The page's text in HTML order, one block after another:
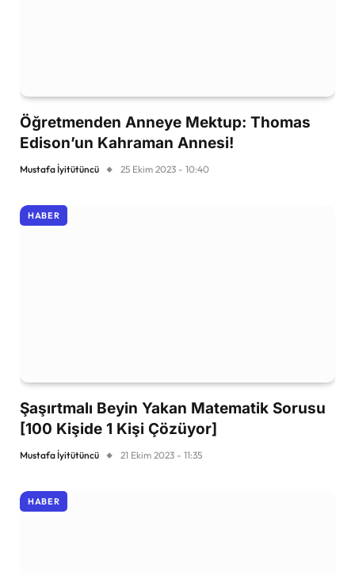
Öğretmenden Anneye Mektup: Thomas
Edison’un Kahraman Annesi!
Mustafa İyitütüncü 25 Ekim 2023 - 10:40
HABER
Şaşırtmalı Beyin Yakan Matematik Sorusu
[100 Kişide 1 Kişi Çözüyor]
Mustafa İyitütüncü 21 Ekim 2023 - 11:35
HABER